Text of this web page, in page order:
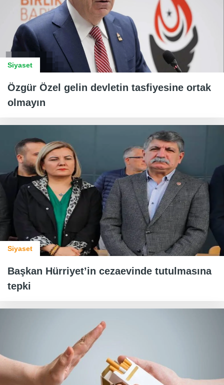
Siyaset
Özgür Özel gelin devletin tasfiyesine ortak
olmayın
Siyaset
Başkan Hürriyet’in cezaevinde tutulmasına
tepki